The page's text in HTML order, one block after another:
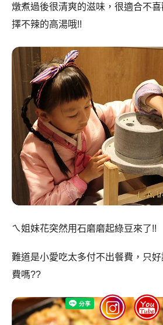
燉煮過後很清爽的滋味，很適合不
擇不辣的高湯哦!!
ㄟ姐妹花突然用石磨磨起綠豆來了!!
難道是小愛吃太多付不出餐費，只
費嗎??